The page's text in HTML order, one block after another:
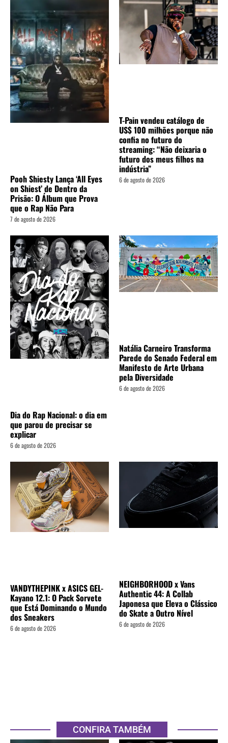
Pooh Shiesty Lança ‘All Eyes
on Shiest’ de Dentro da
Prisão: O Álbum que Prova
que o Rap Não Para
7 de agosto de 2026
T-Pain vendeu catálogo de
US$ 100 milhões porque não
confia no futuro do
streaming: “Não deixaria o
futuro dos meus filhos na
indústria”
6 de agosto de 2026
Dia do Rap Nacional: o dia em
que parou de precisar se
explicar
6 de agosto de 2026
Natália Carneiro Transforma
Parede do Senado Federal em
Manifesto de Arte Urbana
pela Diversidade
6 de agosto de 2026
VANDYTHEPINK x ASICS GEL-
Kayano 12.1: O Pack Sorvete
que Está Dominando o Mundo
dos Sneakers
6 de agosto de 2026
NEIGHBORHOOD x Vans
Authentic 44: A Collab
Japonesa que Eleva o Clássico
do Skate a Outro Nível
6 de agosto de 2026
CONFIRA TAMBÉM